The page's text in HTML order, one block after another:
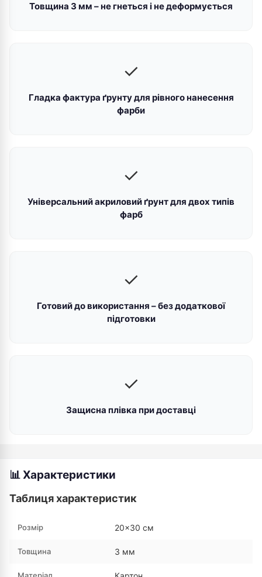
Товщина 3 мм – не гнеться і не деформується
✓
Гладка фактура ґрунту для рівного нанесення
фарби
✓
Універсальний акриловий ґрунт для двох типів
фарб
✓
Готовий до використання – без додаткової
підготовки
✓
Защисна плівка при доставці
📊 Характеристики
Таблиця характеристик
Розмір 20×30 см
Товщина 3 мм